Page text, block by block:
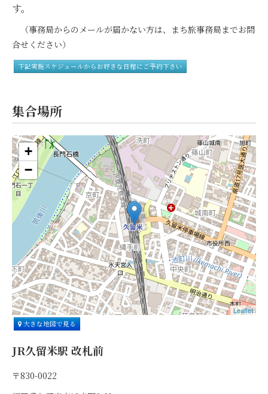
す。
（事務局からのメールが届かない方は、まち旅事務局までお問
合せください）
下記実施スケジュールからお好きな日程にご予約下さい
集合場所
+
−
Leaflet
大きな地図で見る
JR久留米駅 改札前
〒830-0022